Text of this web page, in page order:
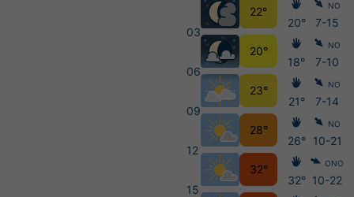
03
06
09
12
15
22°
20°
23°
28°
32°
20°
18°
21°
26°
32°
NO
7-15
NO
7-10
NO
7-14
NO
10-21
ONO
10-22